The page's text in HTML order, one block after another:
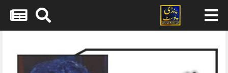
content